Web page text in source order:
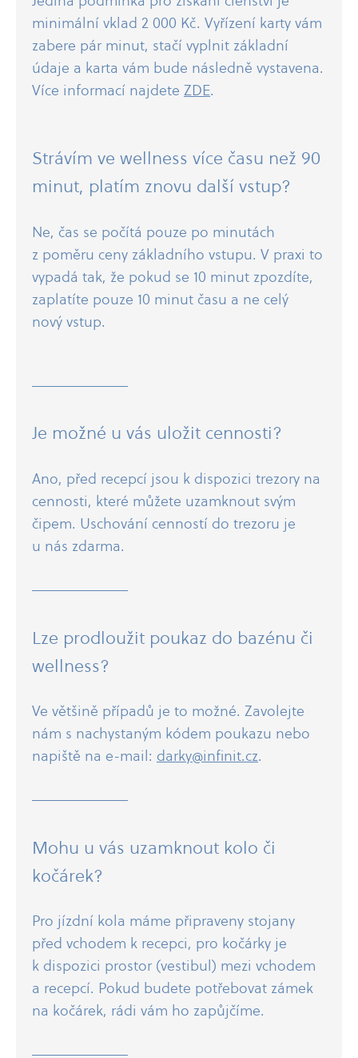
minimální vklad 2 000 Kč. Vyřízení karty vám
zabere pár minut, stačí vyplnit základní
údaje a karta vám bude následně vystavena.
Více informací najdete ZDE.
Strávím ve wellness více času než 90
minut, platím znovu další vstup?
Ne, čas se počítá pouze po minutách
z poměru ceny základního vstupu. V praxi to
vypadá tak, že pokud se 10 minut zpozdíte,
zaplatíte pouze 10 minut času a ne celý
nový vstup.
Je možné u vás uložit cennosti?
Ano, před recepcí jsou k dispozici trezory na
cennosti, které můžete uzamknout svým
čipem. Uschování cenností do trezoru je
u nás zdarma.
Lze prodloužit poukaz do bazénu či
wellness?
Ve většině případů je to možné. Zavolejte
nám s nachystaným kódem poukazu nebo
napiště na e-​mail: darky@infinit.cz.
Mohu u vás uzamknout kolo či
kočárek?
Pro jízdní kola máme připraveny stojany
před vchodem k recepci, pro kočárky je
k dispozici prostor (vestibul) mezi vchodem
a recepcí. Pokud budete potřebovat zámek
na kočárek, rádi vám ho zapůjčíme.